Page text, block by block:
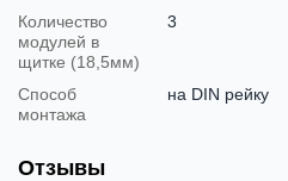
Количество
модулей в
щитке (18,5мм)
3
Способ
монтажа
на DIN рейку
Отзывы